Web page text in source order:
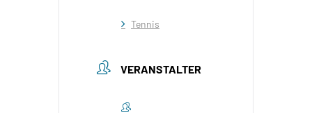
Tennis
VERANSTALTER